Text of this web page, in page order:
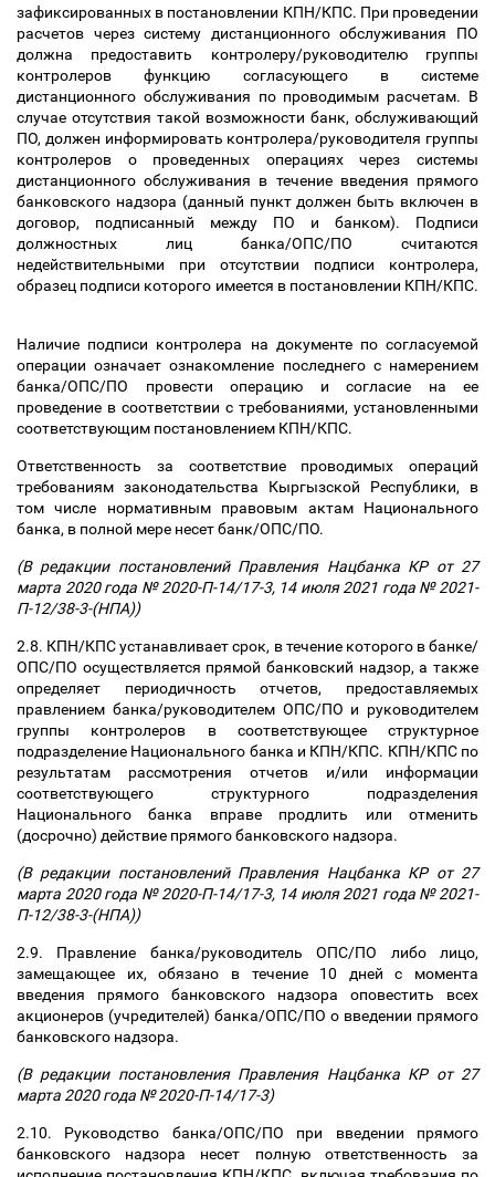
зафиксированных в постановлении КПН/КПС. При проведении
расчетов через систему дистанционного обслуживания ПО
должна предоставить контролеру/руководителю группы
контролеров функцию согласующего в системе
дистанционного обслуживания по проводимым расчетам. В
случае отсутствия такой возможности банк, обслуживающий
ПО, должен информировать контролера/руководителя группы
контролеров о проведенных операциях через системы
дистанционного обслуживания в течение введения прямого
банковского надзора (данный пункт должен быть включен в
договор, подписанный между ПО и банком). Подписи
должностных лиц банка/ОПС/ПО считаются
недействительными при отсутствии подписи контролера,
образец подписи которого имеется в постановлении КПН/КПС.
Наличие подписи контролера на документе по согласуемой
операции означает ознакомление последнего с намерением
банка/ОПС/ПО провести операцию и согласие на ее
проведение в соответствии с требованиями, установленными
соответствующим постановлением КПН/КПС.
Ответственность за соответствие проводимых операций
требованиям законодательства Кыргызской Республики, в
том числе нормативным правовым актам Национального
банка, в полной мере несет банк/ОПС/ПО.
(В редакции постановлений Правления Нацбанка КР от 27
марта 2020 года № 2020-П-14/17-3, 14 июля 2021 года № 2021-
П-12/38-3-(НПА))
2.8. КПН/КПС устанавливает срок, в течение которого в банке/
ОПС/ПО осуществляется прямой банковский надзор, а также
определяет периодичность отчетов, предоставляемых
правлением банка/руководителем ОПС/ПО и руководителем
группы контролеров в соответствующее структурное
подразделение Национального банка и КПН/КПС. КПН/КПС по
результатам рассмотрения отчетов и/или информации
соответствующего структурного подразделения
Национального банка вправе продлить или отменить
(досрочно) действие прямого банковского надзора.
(В редакции постановлений Правления Нацбанка КР от 27
марта 2020 года № 2020-П-14/17-3, 14 июля 2021 года № 2021-
П-12/38-3-(НПА))
2.9. Правление банка/руководитель ОПС/ПО либо лицо,
замещающее их, обязано в течение 10 дней с момента
введения прямого банковского надзора оповестить всех
акционеров (учредителей) банка/ОПС/ПО о введении прямого
банковского надзора.
(В редакции постановления Правления Нацбанка КР от 27
марта 2020 года № 2020-П-14/17-3)
2.10. Руководство банка/ОПС/ПО при введении прямого
банковского надзора несет полную ответственность за